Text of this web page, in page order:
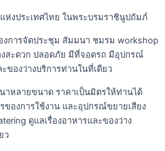
งประเทศไทย ในพระบรมราชินูปถัมภ์
การจัดประชุม สัมมนา ชมรม workshop
งสะดวก ปลอดภัย มีที่จอดรถ มีอุปกรณ์
องว่างบริการท่านในที่เดียว
าหลายขนาด ราคาเป็นมิตรให้ท่านได้
ของการใช้งาน และอุปกรณ์ขยายเสียง
ดูแลเรื่องอาหารและของว่าง
ว